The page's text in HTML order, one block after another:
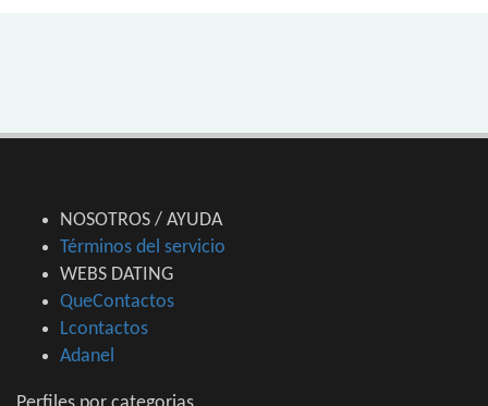
NOSOTROS / AYUDA
Términos del servicio
WEBS DATING
QueContactos
Lcontactos
Adanel